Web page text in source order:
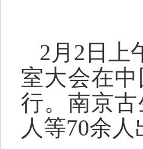
2 月2日上
室大会在
行。南京
人等70余人